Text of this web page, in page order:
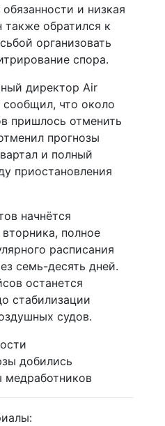
и низкая
также обратился к
организовать
спора.
директор Air
что около
пришлось отменить
прогнозы
и полный
приостановления
начнётся
полное
расписания
семь-десять дней.
останется
стабилизации
судов.
добились
медработников